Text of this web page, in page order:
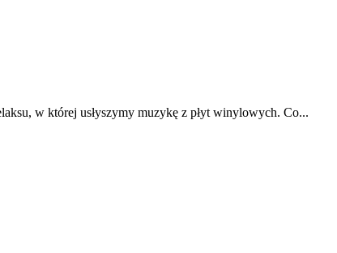
w której usłyszymy muzykę z płyt winylowych. Co...